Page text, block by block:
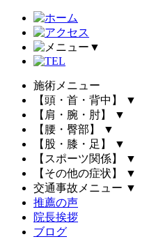
▼
施術メニュー
【頭・首・背中】
▼
【肩・腕・肘】
▼
【腰・臀部】
▼
【股・膝・足】
▼
【スポーツ関係】
▼
【その他の症状】
▼
交通事故メニュー ▼
推薦の声
院長挨拶
ブログ